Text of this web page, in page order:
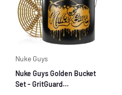
Nuke Guys
Nuke Guys Golden Bucket
Set - GritGuard